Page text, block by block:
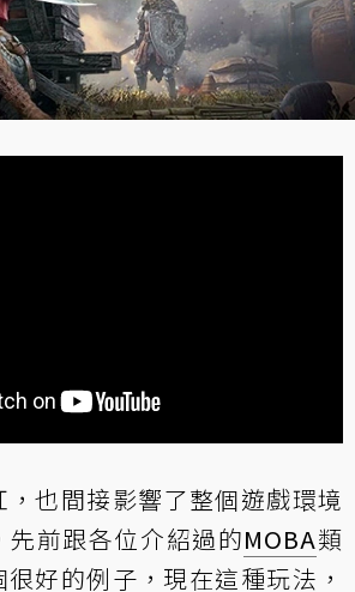
也間接影響了整個遊戲環境
先前跟各位介紹過的MOBA類
很好的例子，現在這種玩法，